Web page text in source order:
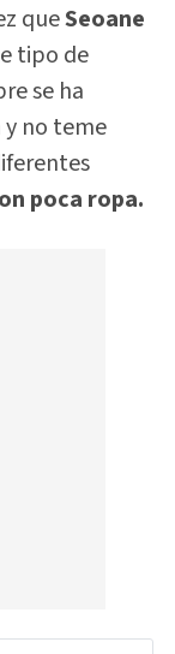
queSeoane
tipo de
se ha
y no teme
poca ropa.